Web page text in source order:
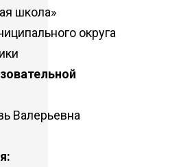
школа»
округа
Валерьевна